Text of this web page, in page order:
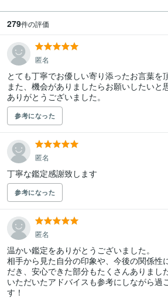
279件の評価
匿名
とても丁寧でお優しい寄り添ったお言葉を
また、機会がありましたらお願いしたいと
ありがとうございました。
参考になった
匿名
丁寧な鑑定感謝致します
参考になった
匿名
温かい鑑定をありがとうございました。
相手から見た自分の印象や、今後の関係性
だき、安心できた部分もたくさんありました
いただいたアドバイスも参考にしながら過
す！